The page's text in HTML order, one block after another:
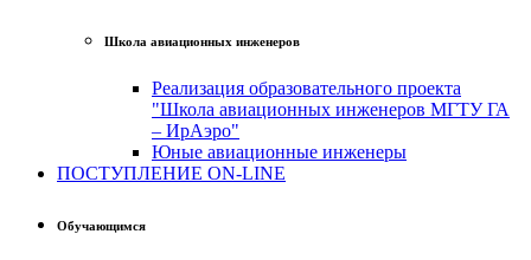
Школа авиационных инженеров
Реализация образовательного проекта
"Школа авиационных инженеров МГТУ ГА
– ИрАэро"
Юные авиационные инженеры
ПОСТУПЛЕНИЕ ON-LINE
Обучающимся